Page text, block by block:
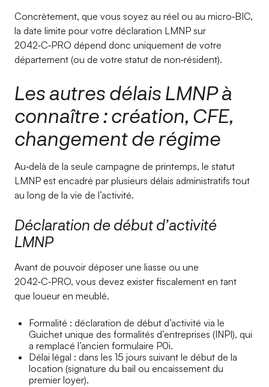
Concrètement, que vous soyez au réel ou au micro‑BIC,
la date limite pour votre déclaration LMNP sur
2042‑C‑PRO dépend donc uniquement de votre
département (ou de votre statut de non‑résident).
Les autres délais LMNP à
connaître : création, CFE,
changement de régime
Au‑delà de la seule campagne de printemps, le statut
LMNP est encadré par plusieurs délais administratifs tout
au long de la vie de l’activité.
Déclaration de début d’activité
LMNP
Avant de pouvoir déposer une liasse ou une
2042‑C‑PRO, vous devez exister fiscalement en tant
que loueur en meublé.
Formalité : déclaration de début d’activité via le
Guichet unique des formalités d’entreprises (INPI), qui
a remplacé l’ancien formulaire P0i.
Délai légal : dans les 15 jours suivant le début de la
location (signature du bail ou encaissement du
premier loyer).